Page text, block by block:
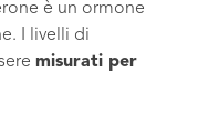
è un ormone
I livelli di
misurati per